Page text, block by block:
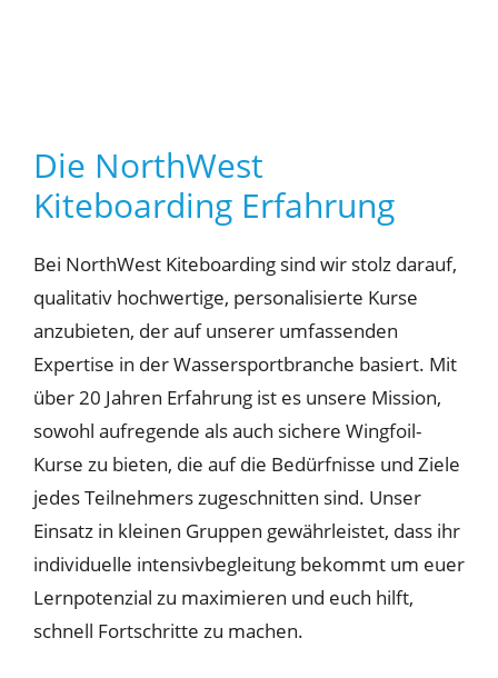
Die NorthWest
Kiteboarding Erfahrung
Bei NorthWest Kiteboarding sind wir stolz darauf,
qualitativ hochwertige, personalisierte Kurse
anzubieten, der auf unserer umfassenden
Expertise in der Wassersportbranche basiert. Mit
über 20 Jahren Erfahrung ist es unsere Mission,
sowohl aufregende als auch sichere Wingfoil-
Kurse zu bieten, die auf die Bedürfnisse und Ziele
jedes Teilnehmers zugeschnitten sind. Unser
Einsatz in kleinen Gruppen gewährleistet, dass ihr
individuelle intensivbegleitung bekommt um euer
Lernpotenzial zu maximieren und euch hilft,
schnell Fortschritte zu machen.